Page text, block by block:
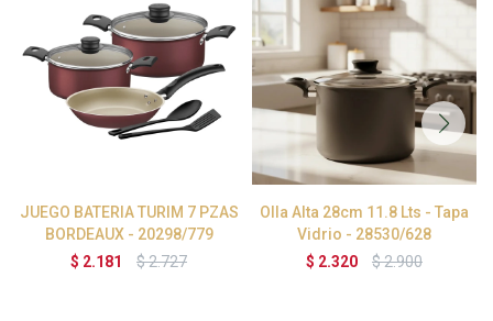
JUEGO BATERIA TURIM 7 PZAS
BORDEAUX - 20298/779
$ 2.181 $2.727
Olla Alta 28cm 11.8 Lts - Tapa
Vidrio - 28530/628
$ 2.320 $2.900